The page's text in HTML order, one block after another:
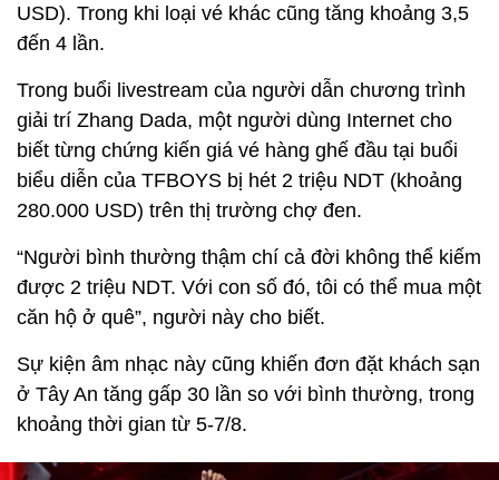
USD). Trong khi loại vé khác cũng tăng khoảng 3,5
đến 4 lần.
Trong buổi livestream của người dẫn chương trình
giải trí Zhang Dada, một người dùng Internet cho
biết từng chứng kiến giá vé hàng ghế đầu tại buổi
biểu diễn của TFBOYS bị hét 2 triệu NDT (khoảng
280.000 USD) trên thị trường chợ đen.
“Người bình thường thậm chí cả đời không thể kiếm
được 2 triệu NDT. Với con số đó, tôi có thể mua một
căn hộ ở quê”, người này cho biết.
Sự kiện âm nhạc này cũng khiến đơn đặt khách sạn
ở Tây An tăng gấp 30 lần so với bình thường, trong
khoảng thời gian từ 5-7/8.